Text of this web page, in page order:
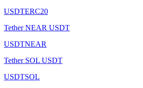
USDTERC20
Tether NEAR USDT
USDTNEAR
Tether SOL USDT
USDTSOL